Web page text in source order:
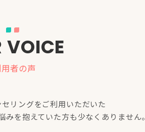
VOICE
者の声
リングをご利用いただいた
を抱えていた方も少なくありません。